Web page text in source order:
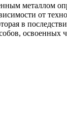
металлом
от
в
освоенных